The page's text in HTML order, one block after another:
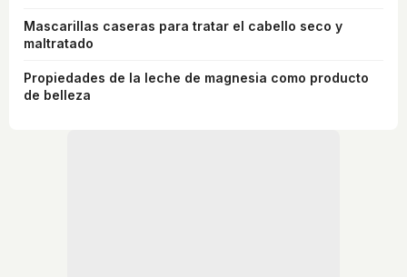
Mascarillas caseras para tratar el cabello seco y
maltratado
Propiedades de la leche de magnesia como producto
de belleza